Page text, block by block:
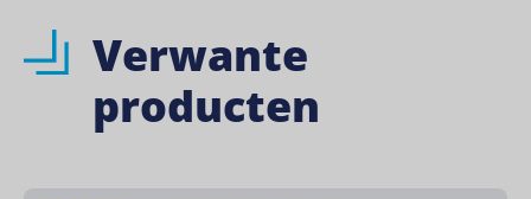
Verwante
producten